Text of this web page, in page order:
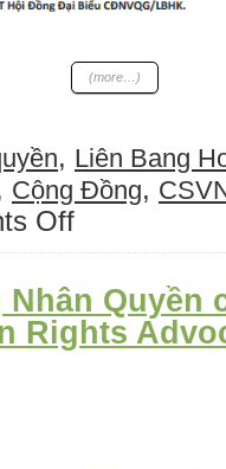
(more…)
, Liên Bang
Cộng Đồng,
Offon
Biệt:
Ngày
Quyền
Rights